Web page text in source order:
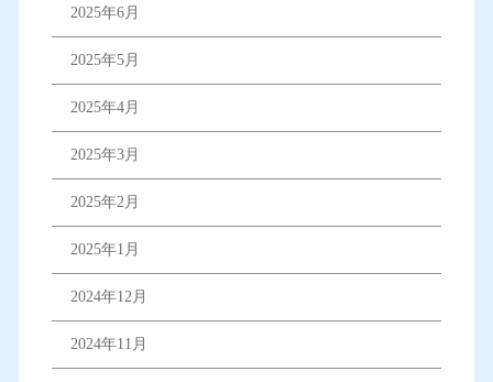
2025年6月
2025年5月
2025年4月
2025年3月
2025年2月
2025年1月
2024年12月
2024年11月